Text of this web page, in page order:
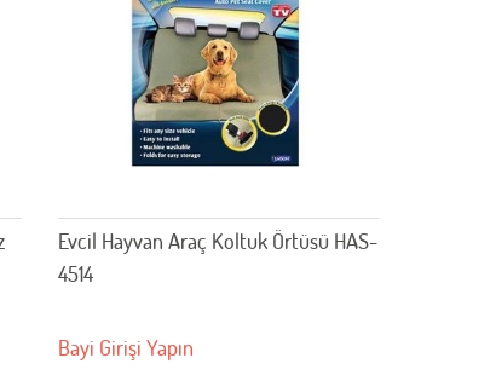
Evcil Hayvan Araç Koltuk Örtüsü HAS-
4514
Bayi Girişi Yapın